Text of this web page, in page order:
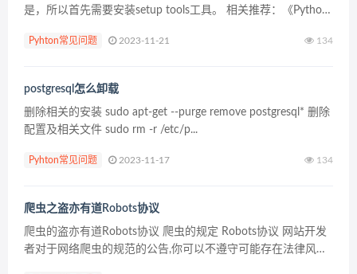
是，所以首先需要安装setup tools工具。 相关推荐：《Python
Pyhton常见问题 2023-11-21 134
postgresql怎么卸载
删除相关的安装 sudo apt-get --purge remove postgresql* 删除
配置及相关文件 sudo rm -r /etc/p...
Pyhton常见问题 2023-11-17 134
爬虫之盗亦有道Robots协议
爬虫的盗亦有道Robots协议 爬虫的规定 Robots协议 网站开发
者对于网络爬虫的规范的公告,你可以不遵守可能存在法律风险,